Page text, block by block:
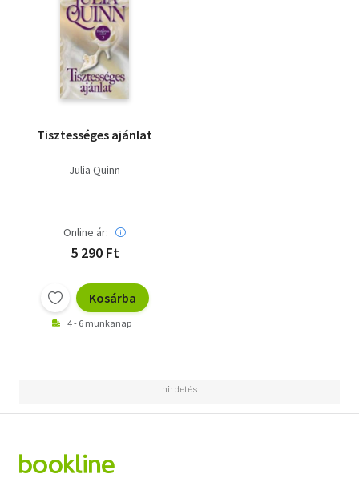
Tisztességes ajánlat
Julia Quinn
Online ár:
5 290 Ft
Kosárba
4 - 6 munkanap